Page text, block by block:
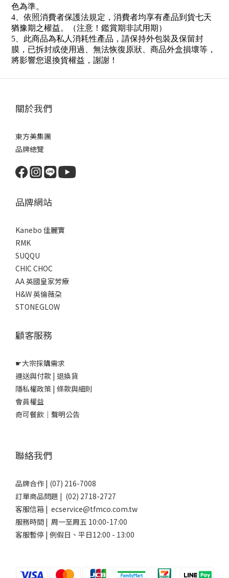
色為準。
4 、依照消費者保護法規定，消費者均享有產品到貨七天
猶豫期之權益。（注意！鑑賞期非試用期）
5 、此商品為私人消耗性產品，請保持外包裝及保留封
膜，已拆封或使用過、無法恢復原狀、商品外盒損壞等，
將影響您退換貨權益，謝謝 ！
關於我們
東方美集團
品牌總覽
品牌網站
Kanebo 佳麗寶
RMK
SUQQU
CHIC CHOC
AA 英國皇家芳療
H&W 英倫薇朶
STONEGLOW
顧客服務
☛大宗採購需求
運送與付款 | 退換貨
隱私權政策 | 條款與細則
會員權益
奇可餐飲｜聲明公告
聯絡我們
品牌合作 | (07) 216-7008
訂單商品問題 | (02) 2718-2727
客服信箱 | ecservice@tfmco.com.tw
服務時間 | 周一至周五 10:00-17:00
客服暫停 | 例假日、平日12:00 - 13:00